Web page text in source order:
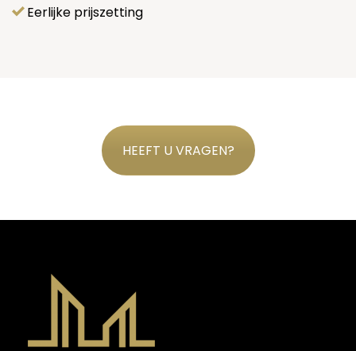
Eerlijke prijszetting
HEEFT U VRAGEN?